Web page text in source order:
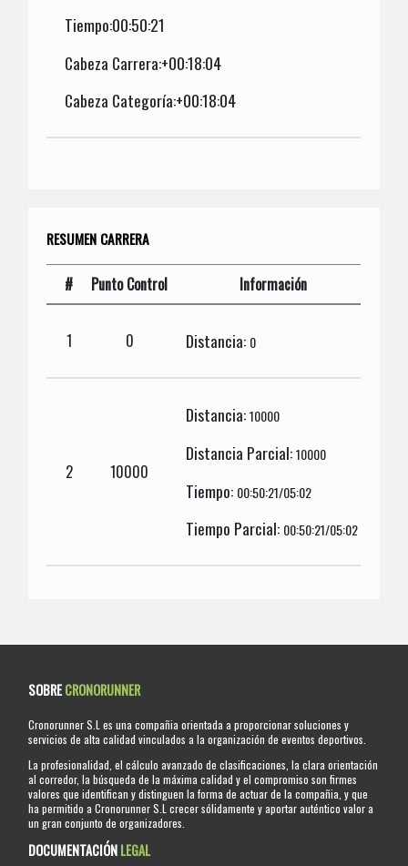
Tiempo:00:50:21
Cabeza Carrera:+00:18:04
Cabeza Categoría:+00:18:04
RESUMEN CARRERA
# Punto Control Información
1 0 Distancia: 0
2 10000
Distancia:10000
Distancia Parcial:10000
Tiempo: 00:50:21/05:02
Tiempo Parcial: 00:50:21/05:02
SOBRECRONORUNNER
Cronorunner S.L es una compañia orientada a proporcionar soluciones y
servicios de alta calidad vinculados a la organización de eventos deportivos.
La profesionalidad, el cálculo avanzado de clasificaciones, la clara orientación
al corredor, la búsqueda de la máxima calidad y el compromiso son firmes
valores que identifican y distinguen la forma de actuar de la compañia, y que
ha permitido a Cronorunner S.L crecer sólidamente y aportar auténtico valor a
un gran conjunto de organizadores.
DOCUMENTACIÓNLEGAL